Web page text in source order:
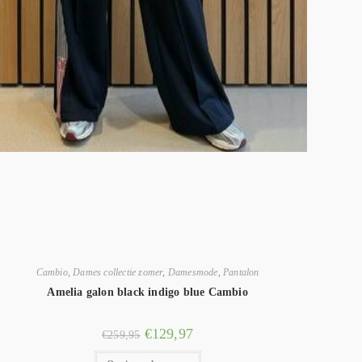
Cambio,Dames collectie zomer, Damesmode, Pantalon
Amelia galon black indigo blue Cambio
€259,95 €129,97